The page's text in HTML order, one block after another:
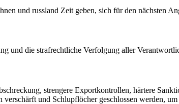
und russland Zeit geben, sich für den nächsten
und die strafrechtliche Verfolgung aller
strengere Exportkontrollen, härtere
und Schlupflöcher geschlossen werden,